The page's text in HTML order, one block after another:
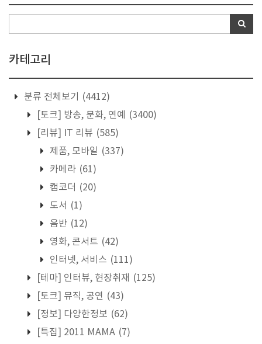
카테고리
분류 전체보기
(4412)
[토크] 방송, 문화, 연예
(3400)
[리뷰] IT 리뷰 (585)
제품, 모바일 (337)
카메라 (61)
캠코더 (20)
도서 (1)
음반 (12)
영화, 콘서트 (42)
인터넷, 서비스 (111)
[테마] 인터뷰, 현장취재 (125)
[토크] 뮤직, 공연 (43)
[정보] 다양한정보 (62)
[특집] 2011 MAMA (7)